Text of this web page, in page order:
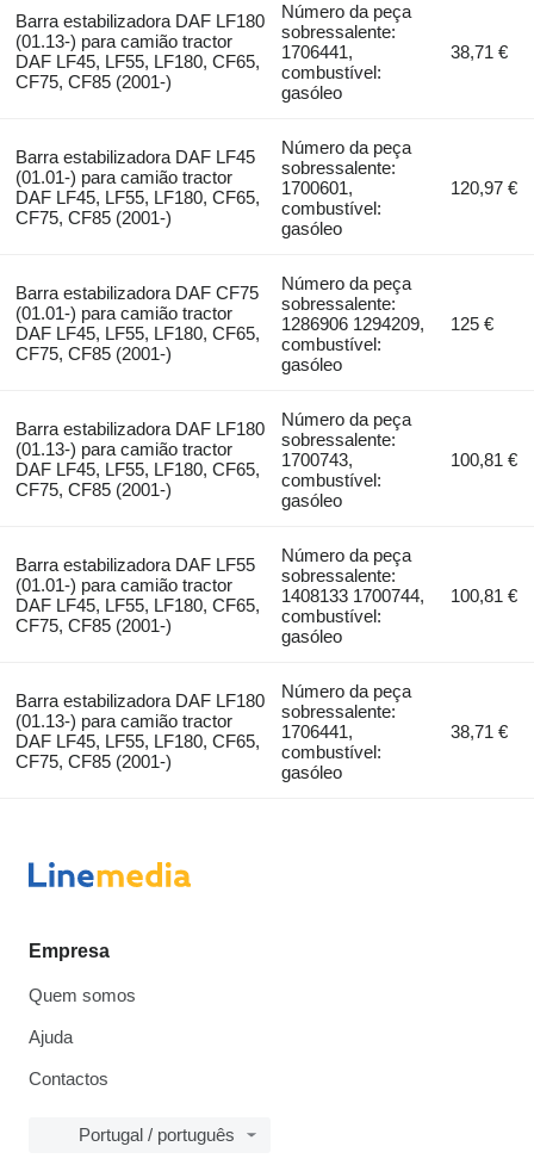
Barra estabilizadora DAF LF180
(01.13-) para camião tractor
DAF LF45, LF55, LF180, CF65,
CF75, CF85 (2001-)
Número da peça
sobressalente:
1706441,
combustível:
gasóleo
38,71 €
Barra estabilizadora DAF LF45
(01.01-) para camião tractor
DAF LF45, LF55, LF180, CF65,
CF75, CF85 (2001-)
Número da peça
sobressalente:
1700601,
combustível:
gasóleo
120,97 €
Barra estabilizadora DAF CF75
(01.01-) para camião tractor
DAF LF45, LF55, LF180, CF65,
CF75, CF85 (2001-)
Número da peça
sobressalente:
1286906 1294209,
combustível:
gasóleo
125 €
Barra estabilizadora DAF LF180
(01.13-) para camião tractor
DAF LF45, LF55, LF180, CF65,
CF75, CF85 (2001-)
Número da peça
sobressalente:
1700743,
combustível:
gasóleo
100,81 €
Barra estabilizadora DAF LF55
(01.01-) para camião tractor
DAF LF45, LF55, LF180, CF65,
CF75, CF85 (2001-)
Número da peça
sobressalente:
1408133 1700744,
combustível:
gasóleo
100,81 €
Barra estabilizadora DAF LF180
(01.13-) para camião tractor
DAF LF45, LF55, LF180, CF65,
CF75, CF85 (2001-)
Número da peça
sobressalente:
1706441,
combustível:
gasóleo
38,71 €
Empresa
Quem somos
Ajuda
Contactos
Portugal / português